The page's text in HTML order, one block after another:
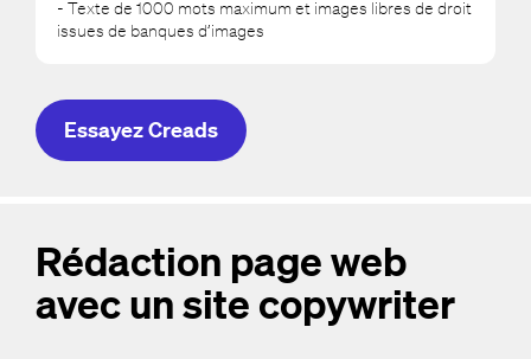
- Texte de 1000 mots maximum et images libres de droit
issues de banques d’images
Essayez Creads
Rédaction page web
avec un site copywriter